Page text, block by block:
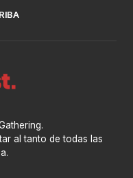
al tanto de todas las